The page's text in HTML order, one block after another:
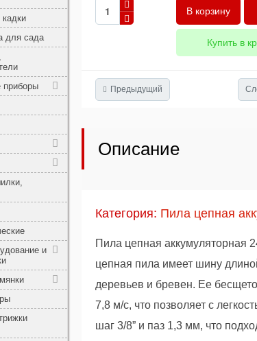
для сада
приборы
и
Купить в
Предыдущий
Описание
Категория: Пила цепная
Пила цепная аккумуляторная
цепная пила имеет шину
деревьев и бревен. Ее
7,8 м/c, что позволяет с
шаг 3/8” и паз 1,3 мм, что